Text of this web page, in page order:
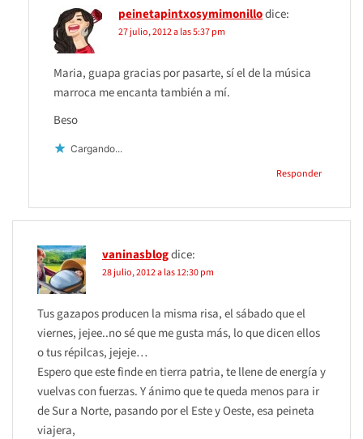
peinetapintxosymimonillodice:
27 julio, 2012 a las 5:37 pm
Maria, guapa gracias por pasarte, sí el de la música
marroca me encanta también a mí.
Beso
Cargando...
Responder
vaninasblogdice:
28 julio, 2012 a las 12:30 pm
Tus gazapos producen la misma risa, el sábado que el
viernes, jejee..no sé que me gusta más, lo que dicen ellos
o tus répilcas, jejeje…
Espero que este finde en tierra patria, te llene de energía y
vuelvas con fuerzas. Y ánimo que te queda menos para ir
de Sur a Norte, pasando por el Este y Oeste, esa peineta
viajera,